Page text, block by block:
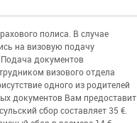
полиса. В случае
на визовую подачу
документов
визового отдела
одного из родителей
документов Вам предоставит
сбор составляет 35 €.